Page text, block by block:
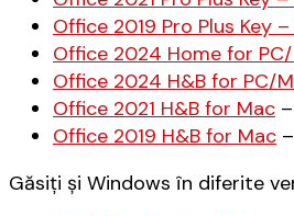
Office 2019 Pro Plus Key –
Office 2024 Home for
Office 2024 H&B for PC/
Office 2021 H&B for Mac
Office 2019 H&B for Mac
Găsiți și Windows în diferite